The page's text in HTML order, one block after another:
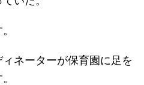
ネーターが保育園に足を